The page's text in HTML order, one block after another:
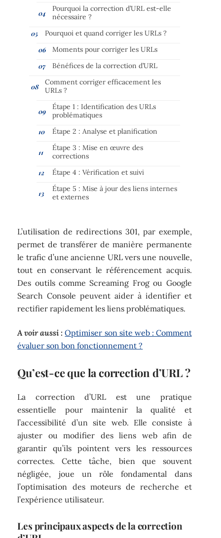
Pourquoi la correction d’URL est-elle
nécessaire ?
Pourquoi et quand corriger les URLs ?
Moments pour corriger les URLs
Bénéfices de la correction d’URL
Comment corriger efficacement les
URLs ?
Étape 1 : Identification des URLs
problématiques
Étape 2 : Analyse et planification
Étape 3 : Mise en œuvre des
corrections
Étape 4 : Vérification et suivi
Étape 5 : Mise à jour des liens internes
et externes
L’utilisation de redirections 301, par exemple,
permet de transférer de manière permanente
le trafic d’une ancienne URL vers une nouvelle,
tout en conservant le référencement acquis.
Des outils comme Screaming Frog ou Google
Search Console peuvent aider à identifier et
rectifier rapidement les liens problématiques.
A voir aussi : Optimiser son site web : Comment
évaluer son bon fonctionnement ?
Qu’est-ce que la correction d’URL ?
La correction d’URL est une pratique
essentielle pour maintenir la qualité et
l’accessibilité d’un site web. Elle consiste à
ajuster ou modifier des liens web afin de
garantir qu’ils pointent vers les ressources
correctes. Cette tâche, bien que souvent
négligée, joue un rôle fondamental dans
l’optimisation des moteurs de recherche et
l’expérience utilisateur.
Les principaux aspects de la correction